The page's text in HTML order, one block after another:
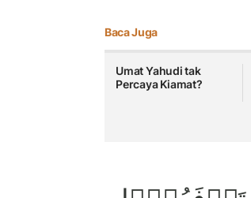
Baca Juga
Umat Yahudi tak
Percaya Kiamat?